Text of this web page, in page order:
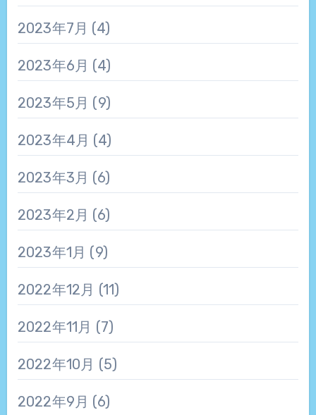
2023年7月 (4)
2023年6月 (4)
2023年5月 (9)
2023年4月 (4)
2023年3月 (6)
2023年2月 (6)
2023年1月 (9)
2022年12月 (11)
2022年11月 (7)
2022年10月 (5)
2022年9月 (6)